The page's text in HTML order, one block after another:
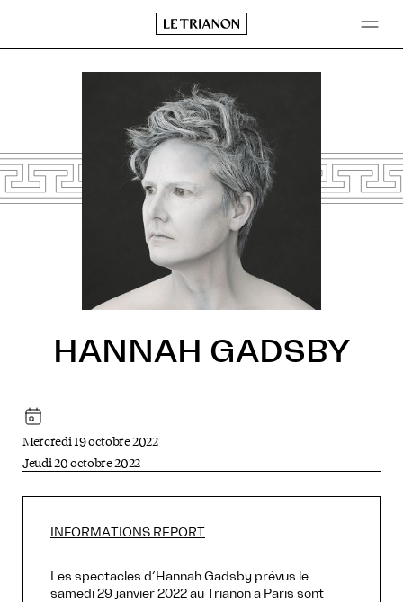
HANNAH GADSBY
INFORMATIONS REPORT
Les spectacles d’Hannah Gadsby prévus le
samedi 29 janvier 2022 au Trianon à Paris sont
Mercredi 19 octobre 2022
Jeudi 20 octobre 2022